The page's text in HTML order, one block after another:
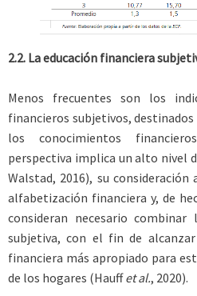
2.2. La educación financiera
Menos frecuentes son los
financieros subjetivos,
los conocimientos
perspectiva implica un alto nivel
Walstad, 2016), su
alfabetización financiera y, de
consideran necesario
subjetiva, con el fin de
financiera más apropiado para
de los hogares (Hauffet al., 2020).